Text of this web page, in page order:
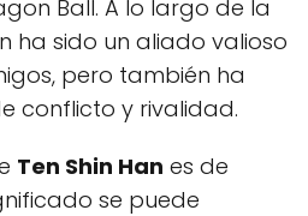
Ball. A lo largo de la
ha sido un aliado valioso
pero también ha
conflicto y rivalidad.
Ten Shin Han es de
se puede